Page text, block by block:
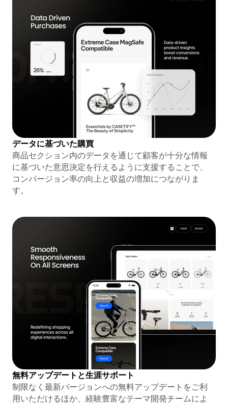
データに基づいた購買
商品セクション内のデータを通じて顧客が十分な情報
に基づいた意思決定を行えるように支援することで、
コンバージョン率の向上と収益の増加につながりま
す。
無料アップデートと生涯サポート
制限なく最新バージョンへの無料アップデートをご利
用いただけるほか、経験豊富なテーマ開発チームによ